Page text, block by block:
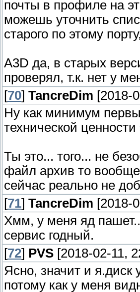
почты в профиле на
можешь уточнить
старого по этому
A3D да, в старых
проверял, т.к. нет у
[70] TancreDim [2018-
Ну как минимум
технической ценности
Ты это... того... не
файл архив то
сейчас реально не
[71] TancreDim [2018-
Хмм, у меня яд
сервис годный.
[72] PVS [2018-02-11,
Ясно, значит и
потому как у меня